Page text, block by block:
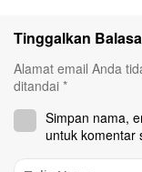
Tinggalkan
Alamat email Anda
ditandai *
Simpan nama,
untuk komentar